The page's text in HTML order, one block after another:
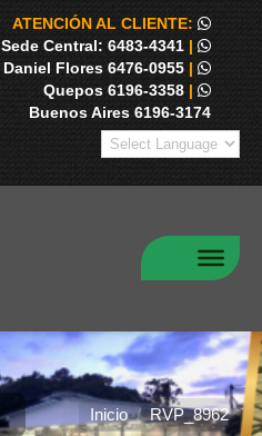
ATENCIÓN AL CLIENTE:
Sede Central: 6483-4341 |
Daniel Flores 6476-0955 |
Quepos 6196-3358 |
Buenos Aires 6196-3174
Estás aquí:Inicio RVP_8962